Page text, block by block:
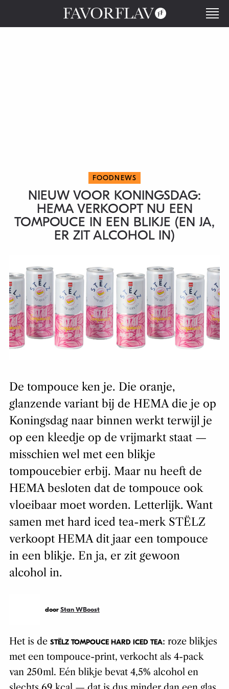
FOODNEWS
NIEUW VOOR KONINGSDAG:
HEMA VERKOOPT NU EEN
TOMPOUCE IN EEN BLIKJE (EN JA,
ER ZIT ALCOHOL IN)
De tompouce ken je. Die oranje,
glanzende variant bij de HEMA die je op
Koningsdag naar binnen werkt terwijl je
op een kleedje op de vrijmarkt staat —
misschien wel met een blikje
tompoucebier erbij. Maar nu heeft de
HEMA besloten dat de tompouce ook
vloeibaar moet worden. Letterlijk. Want
samen met hard iced tea-merk STËLZ
verkoopt HEMA dit jaar een tompouce
in een blikje. En ja, er zit gewoon
alcohol in.
door Stan WBoost
Het is de STËLZ TOMPOUCE HARD ICED TEA: roze blikjes
met een tompouce-print, verkocht als 4-pack
van 250ml. Eén blikje bevat 4,5% alcohol en